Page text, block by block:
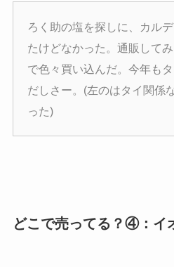
ろく助の塩を探しに、カル
たけどなかった。通販して
で色々買い込んだ。今年も
だしさー。(左のはタイ関係
った)
どこで売ってる？④：イ